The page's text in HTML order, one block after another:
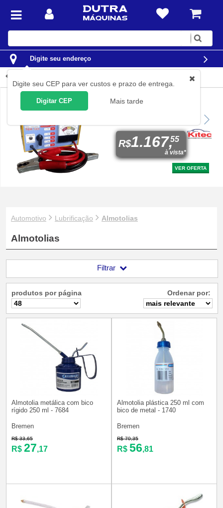
Digite
Digite seu endereço
Digite seu CEP para ver custos e prazo de entrega.
Digitar CEP Mais tarde
Testador de bateria e
R$1.167,55
à vista*
VER OFERTA
Automotivo Lubrificação Almotolias
Almotolias
Filtrar
produtos por página Ordenar por:
Almotolia metálica com bico
rígido 250 ml - 7684
Bremen
R$ 33,65
R$ 27,17
Almotolia plástica 250 ml com
bico de metal - 1740
Bremen
R$ 70,35
R$ 56,81